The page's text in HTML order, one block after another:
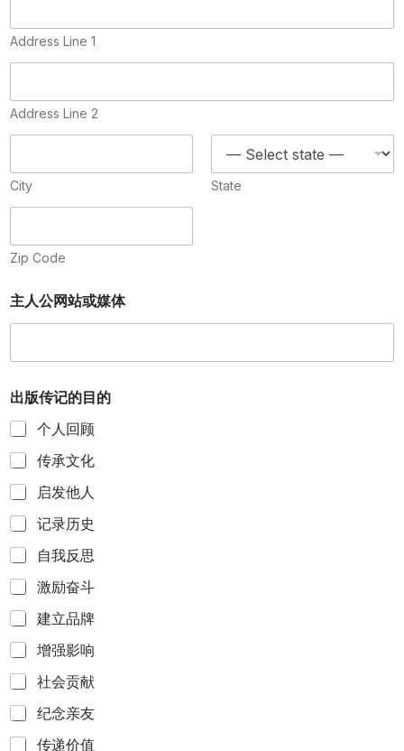
Address Line 1
Address Line 2
City State
Zip Code
主人公网站或媒体
出版传记的目的
个人回顾
传承文化
启发他人
记录历史
自我反思
激励奋斗
建立品牌
增强影响
社会贡献
纪念亲友
传递价值